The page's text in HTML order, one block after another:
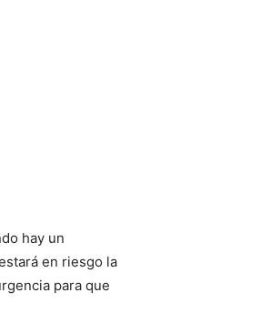
hay un
en riesgo la
para que